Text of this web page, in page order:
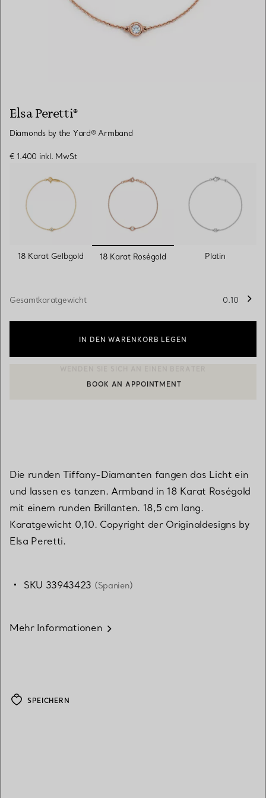
Elsa Peretti®
Diamonds by the Yard® Armband
€ 1.400 inkl. MwSt
18 Karat Gelbgold ausgewählt
18 Karat Roségold Platin
Gesamtkaratgewicht 0.10
IN DEN WARENKORB LEGEN
EINEN KUNDENBERATER KONTAKTIEREN ODER EINEN
BOOK AN APPOINTMENT
Die runden Tiffany-Diamanten fangen das Licht ein
und lassen es tanzen. Armband in 18 Karat Roségold
mit einem runden Brillanten. 18,5 cm lang.
Karatgewicht 0,10. Copyright der Originaldesigns by
Elsa Peretti.
SKU 33943423 (Spanien)
Mehr Informationen
SPEICHERN